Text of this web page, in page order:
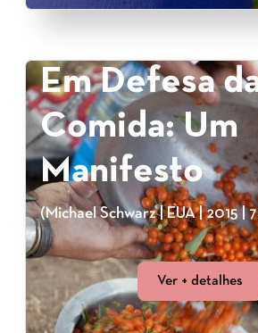
Em Defesa
Comida: Um
Manifesto
(Michael Schwarz | EUA | 2015 |
Ver + detalhes